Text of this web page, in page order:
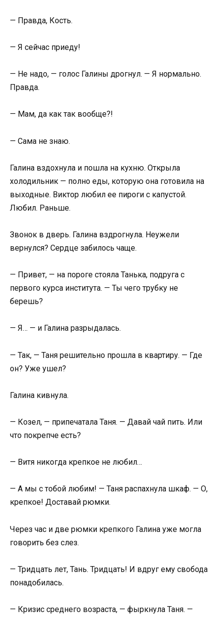
— Правда, Кость.
— Я сейчас приеду!
— Не надо, — голос Галины дрогнул. — Я нормально.
Правда.
— Мам, да как так вообще?!
— Сама не знаю.
Галина вздохнула и пошла на кухню. Открыла
холодильник — полно еды, которую она готовила на
выходные. Виктор любил ее пироги с капустой.
Любил. Раньше.
Звонок в дверь. Галина вздрогнула. Неужели
вернулся? Сердце забилось чаще.
— Привет, — на пороге стояла Танька, подруга с
первого курса института. — Ты чего трубку не
берешь?
— Я… — и Галина разрыдалась.
— Так, — Таня решительно прошла в квартиру. — Где
он? Уже ушел?
Галина кивнула.
— Козел, — припечатала Таня. — Давай чай пить. Или
что покрепче есть?
— Витя никогда крепкое не любил…
— А мы с тобой любим! — Таня распахнула шкаф. — О,
крепкое! Доставай рюмки.
Через час и две рюмки крепкого Галина уже могла
говорить без слез.
— Тридцать лет, Тань. Тридцать! И вдруг ему свобода
понадобилась.
— Кризис среднего возраста, — фыркнула Таня. —